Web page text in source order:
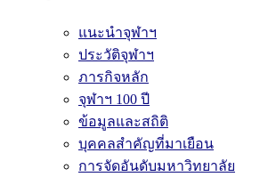
แนะนำจุฬาฯ
ประวัติจุฬาฯ
ภารกิจหลัก
จุฬาฯ 100 ปี
ข้อมูลและสถิติ
บุคคลสำคัญที่มาเยือน
การจัดอันดับมหาวิทยาลัย